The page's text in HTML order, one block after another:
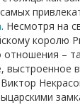
. Несмотря на
королю
отношения –
выстроенное